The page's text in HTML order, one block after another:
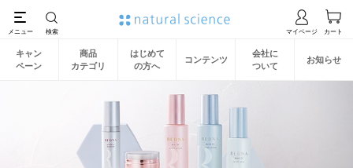
キャン
ペーン
商品
カテゴリ
はじめて
の方へ
コンテンツ
会社に
ついて
お知らせ